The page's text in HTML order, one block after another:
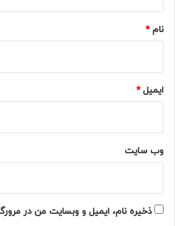
نام*
ایمیل*
وب‌ سایت
ذخیره نام، ایمیل و وبسایت من در